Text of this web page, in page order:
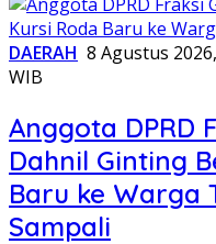
DAERAH 8 Agustus
WIB
Anggota DPRD
Dahnil Ginting
Baru ke Warga
Sampali